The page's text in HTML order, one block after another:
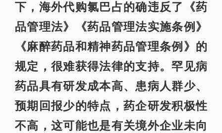
下，海外代购氯巴占的确违反了《药
品管理法》《药品管理法实施条例》
《麻醉药品和精神药品管理条例》的
规定，很难获得法律的支持。罕见病
药品具有研发成本高、患病人群少、
预期回报少的特点，药企研发积极性
不高，这可能也是有关境外企业未向